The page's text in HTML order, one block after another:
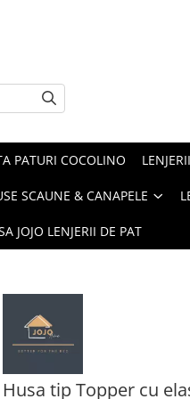
PATURI COCOLINO
SCAUNE & CANAPELE
JOJO LENJERII DE PAT
Husa tip Topper cu